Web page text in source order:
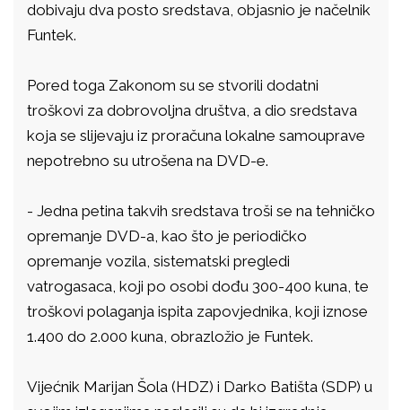
dobivaju dva posto sredstava, objasnio je načelnik
Funtek.
Pored toga Zakonom su se stvorili dodatni
troškovi za dobrovoljna društva, a dio sredstava
koja se slijevaju iz proračuna lokalne samouprave
nepotrebno su utrošena na DVD-e.
- Jedna petina takvih sredstava troši se na tehničko
opremanje DVD-a, kao što je periodičko
opremanje vozila, sistematski pregledi
vatrogasaca, koji po osobi dođu 300-400 kuna, te
troškovi polaganja ispita zapovjednika, koji iznose
1.400 do 2.000 kuna, obrazložio je Funtek.
Vijećnik Marijan Šola (HDZ) i Darko Batišta (SDP) u